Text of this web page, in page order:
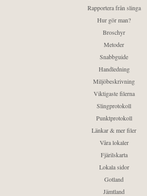
Rapportera från slinga
Hur gör man?
Broschyr
Metoder
Snabbguide
Handledning
Miljöbeskrivning
Viktigaste filerna
Slingprotokoll
Punktprotokoll
Länkar & mer filer
Våra lokaler
Fjärilskarta
Lokala sidor
Gotland
Jämtland